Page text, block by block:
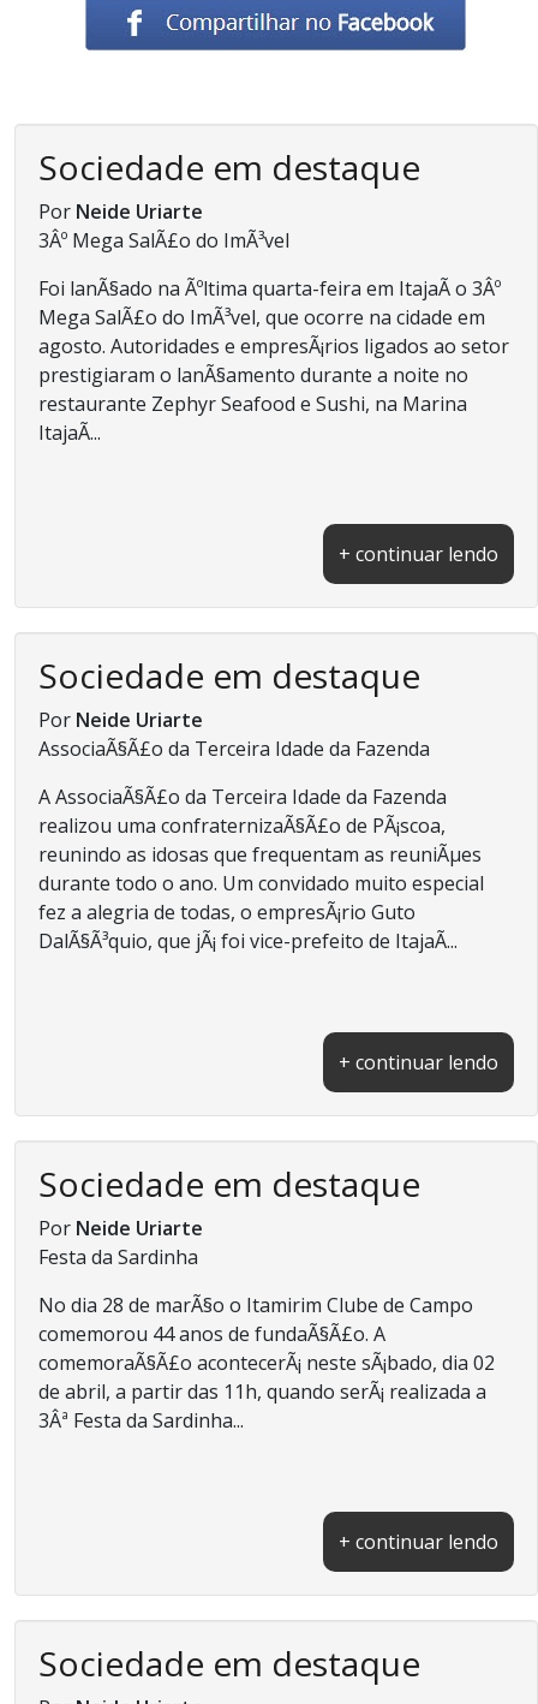
Sociedade em destaque
Por Neide Uriarte
3Âº Mega SalÃ£o do ImÃ³vel
Foi lanÃ§ado na Ãºltima quarta-feira em ItajaÃ­ o 3Âº
Mega SalÃ£o do ImÃ³vel, que ocorre na cidade em
agosto. Autoridades e empresÃ¡rios ligados ao setor
prestigiaram o lanÃ§amento durante a noite no
restaurante Zephyr Seafood e Sushi, na Marina
ItajaÃ­...
+ continuar lendo
Sociedade em destaque
Por Neide Uriarte
AssociaÃ§Ã£o da Terceira Idade da Fazenda
A AssociaÃ§Ã£o da Terceira Idade da Fazenda
realizou uma confraternizaÃ§Ã£o de PÃ¡scoa,
reunindo as idosas que frequentam as reuniÃµes
durante todo o ano. Um convidado muito especial
fez a alegria de todas, o empresÃ¡rio Guto
DalÃ§Ã³quio, que jÃ¡ foi vice-prefeito de ItajaÃ­...
+ continuar lendo
Sociedade em destaque
Por Neide Uriarte
Festa da Sardinha
No dia 28 de marÃ§o o Itamirim Clube de Campo
comemorou 44 anos de fundaÃ§Ã£o. A
comemoraÃ§Ã£o acontecerÃ¡ neste sÃ¡bado, dia 02
de abril, a partir das 11h, quando serÃ¡ realizada a
3Âª Festa da Sardinha...
+ continuar lendo
Sociedade em destaque